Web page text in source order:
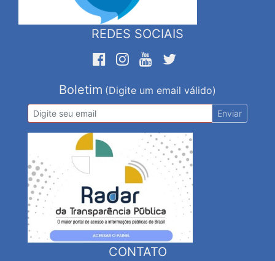
REDES SOCIAIS
Boletim (Digite um email válido)
Enviar
CONTATO